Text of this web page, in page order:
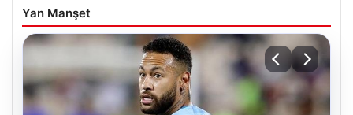
Yan Manşet